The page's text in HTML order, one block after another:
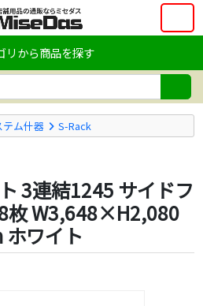
リから商品を探す
テム什器 S-Rack
3連結1245 サイドフ
枚 W3,648×H2,080
ワイト